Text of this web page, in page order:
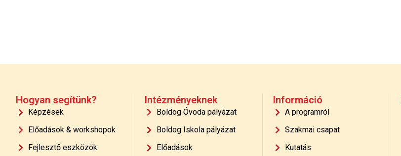
Hogyan segítünk?
Képzések
Előadások & workshopok
Fejlesztő eszközök
Intézményeknek
Boldog Óvoda pályázat
Boldog Iskola pályázat
Előadások
Információ
A programról
Szakmai csapat
Kutatás